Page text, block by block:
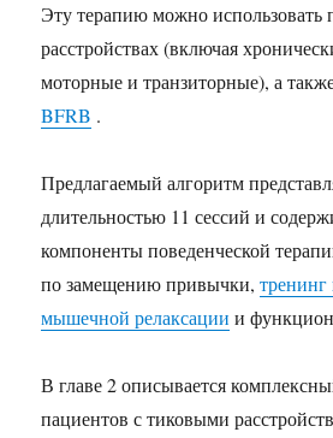
Эту терапию можно
расстройствах (включая
моторные и транзиторные), а
BFRB .
Предлагаемый алгоритм
длительностью 11 сессий и
компоненты поведенческой
по замещению привычки,тренинг
мышечной релаксации и
В главе 2 описывается
пациентов с тиковыми